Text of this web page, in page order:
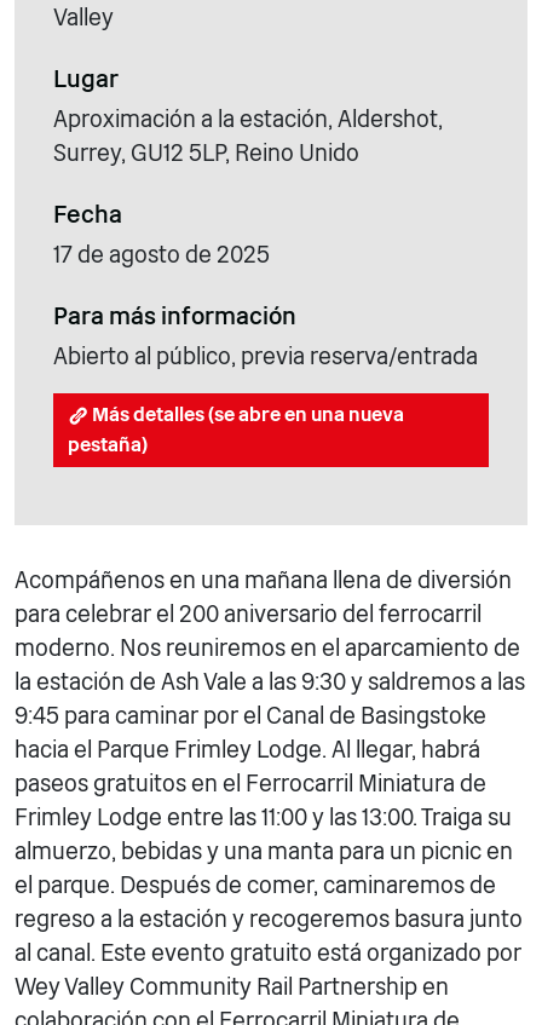
Valley
Lugar
Aproximación a la estación, Aldershot,
Surrey, GU12 5LP, Reino Unido
Fecha
17 de agosto de 2025
Para más información
Abierto al público, previa reserva/entrada
Más detalles (se abre en una nueva
pestaña)
Acompáñenos en una mañana llena de diversión
para celebrar el 200 aniversario del ferrocarril
moderno. Nos reuniremos en el aparcamiento de
la estación de Ash Vale a las 9:30 y saldremos a las
9:45 para caminar por el Canal de Basingstoke
hacia el Parque Frimley Lodge. Al llegar, habrá
paseos gratuitos en el Ferrocarril Miniatura de
Frimley Lodge entre las 11:00 y las 13:00. Traiga su
almuerzo, bebidas y una manta para un picnic en
el parque. Después de comer, caminaremos de
regreso a la estación y recogeremos basura junto
al canal. Este evento gratuito está organizado por
Wey Valley Community Rail Partnership en